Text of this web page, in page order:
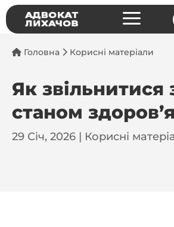
a
Головна Корисні матеріали
Як звільнитися
станом здоров’я
29 Січ, 2026 | Корисні